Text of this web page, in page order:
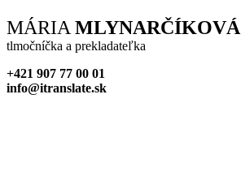
Facebook
X
Reddit
LinkedIn
WhatsApp
Tumblr
Pinterest
Vk
Xing
Email
MÁRIAMLYNARČÍKOVÁ
tlmočníčka a prekladateľka
+421 907 77 00 01
info@itranslate.sk